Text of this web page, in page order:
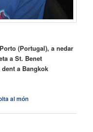
(Portugal), a nedar
a St. Benet
a Bangkok
al món